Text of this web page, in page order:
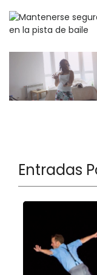
Entradas